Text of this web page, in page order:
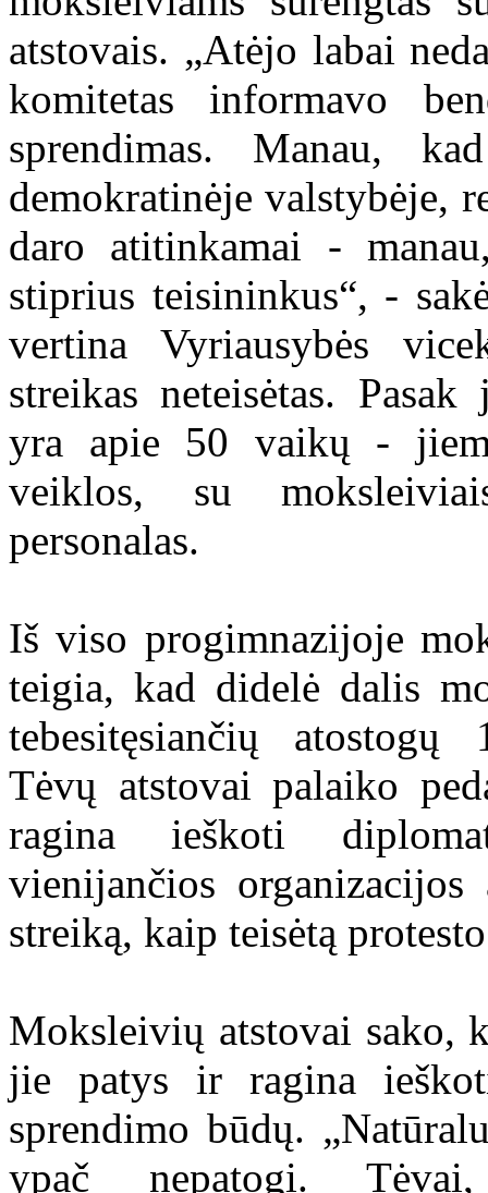
atstovais. „Atėjo labai
komitetas informavo
sprendimas. Manau,
demokratinėje valstybėje,
daro atitinkamai -
stiprius teisininkus“, -
vertina Vyriausybės
streikas neteisėtas.
yra apie 50 vaikų -
veiklos, su
personalas.
Iš viso progimnazijoje
teigia, kad didelė dalis
tebesitęsiančių
Tėvų atstovai palaiko
ragina ieškoti
vienijančios
streiką, kaip teisėtą
Moksleivių atstovai sako,
jie patys ir ragina
sprendimo būdų.
ypač nepatogi.